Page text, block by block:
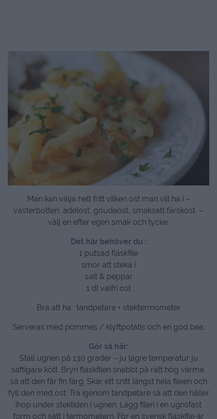
Man kan välja helt fritt vilken ost man vill ha i –
västerbotten, ädelost, goudaost, smaksatt färskost –
välj en efter egen smak och tycke.
Det här behöver du :
1 putsad fläskfile
smör att steka i
salt & peppar
1 dl valfri ost
Bra att ha : tandpetare + stektermometer
Serveras med pommes / klyftpotatis och en god bea.
Gör så här:
Ställ ugnen på 130 grader – ju lägre temperatur ju
saftigare kött. Bryn fläskfilen snabbt på rätt hög värme,
så att den får fin färg. Skär ett snitt längst hela fileen och
fyll den med ost. Trä igenom tandpetare så att den håller
ihop under stektiden i ugnen. Lägg filen i en ugnsfast
form och sätt i termometern. För en svensk fläskfile är